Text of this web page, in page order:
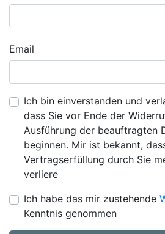
Email
Ich bin einverstanden und
dass Sie vor Ende der
Ausführung der beauftragten
beginnen. Mir ist bekannt,
Vertragserfüllung durch Sie
verliere
Ich habe das mir zustehende
Kenntnis genommen